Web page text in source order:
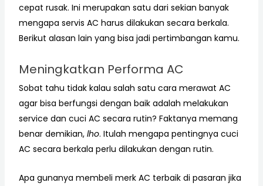
cepat rusak. Ini merupakan satu dari sekian banyak
mengapa servis AC harus dilakukan secara berkala.
Berikut alasan lain yang bisa jadi pertimbangan kamu.
Meningkatkan Performa AC
Sobat tahu tidak kalau salah satu cara merawat AC
agar bisa berfungsi dengan baik adalah melakukan
service dan cuci AC secara rutin? Faktanya memang
benar demikian, lho. Itulah mengapa pentingnya cuci
AC secara berkala perlu dilakukan dengan rutin.
Apa gunanya membeli merk AC terbaik di pasaran jika